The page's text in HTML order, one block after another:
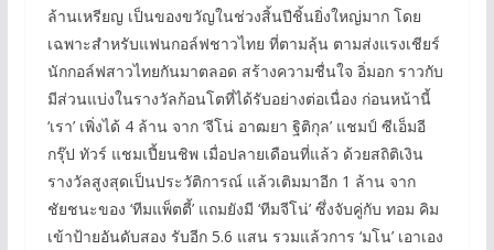
ล้านเหรียญ เป็นของขวัญในช่วงสิ้นปีชิ้นยิ่งใหญ่มาก โดย
เฉพาะสำหรับแฟนกอล์ฟชาวไทย ที่ตามลุ้น ตามส่งแรงเชียร์
นักกอล์ฟสาวไทยกันมาตลอด สร้างความชื่นใจ อิ่มอก ราวกับ
มีส่วนแบ่งในรางวัลก้อนโตที่ได้รับอย่างต่อเนื่อง ก่อนหน้านี้
‘เรา’ เพิ่งได้ 4 ล้าน จาก ‘จีโน่ อาฒยา ฐิติกุล’ แชมป์ ซีเอ็มอี
กรุ๊ป ทัวร์ แชมเปี้ยนชิพ เมื่อปลายเดือนที่แล้ว ด้วยสถิติเงิน
รางวัลสูงสุดเป็นประวัติการณ์ แล้วเติมมาอีก 1 ล้าน จาก
ชัยชนะของ ‘ทีมแพ็ตตี้’ แถมยังมี ‘ทีมจีโน่’ ซึ่งจับคู่กับ ทอม คิม
เข้าป้ายอันดับสอง รับอีก 5.6 แสน รวมแล้วการ ‘มโน’ เอาเอง